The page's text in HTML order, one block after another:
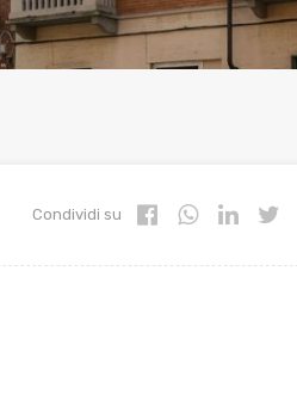
Condividi su